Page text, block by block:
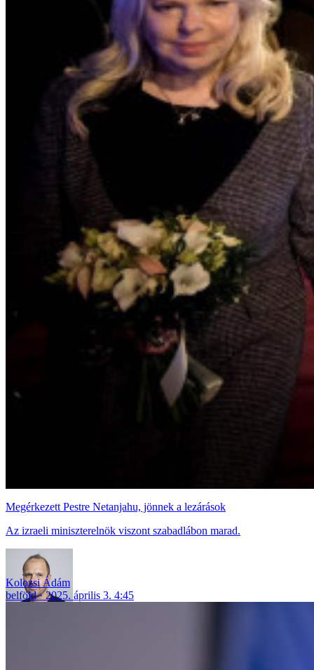
Megérkezett Pestre Netanjahu, jönnek a lezárások
Az izraeli miniszterelnök viszont szabadlábon marad.
Kolozsi Ádám
belföld
2025. április 3. 4:45